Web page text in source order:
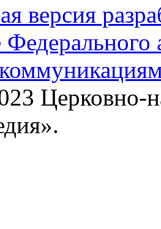
версия
Церковно-